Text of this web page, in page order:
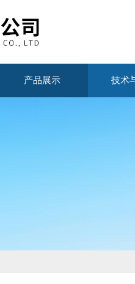
产品展示 技术